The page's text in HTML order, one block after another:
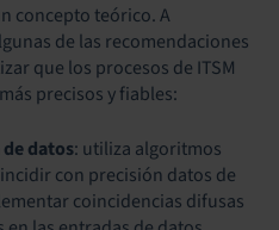
concepto teórico. A
de las recomendaciones
que los procesos de ITSM
precisos y fiables:
datos: utiliza algoritmos
con precisión datos de
coincidencias difusas